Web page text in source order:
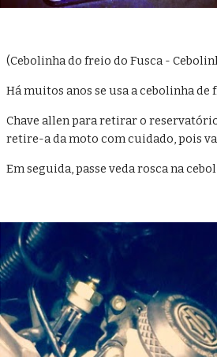
(Cebolinha do freio do Fusca -
Há muitos anos se usa a cebolinha
Chave allen para retirar o
retire-a da moto com cuidado, pois
Em seguida, passe veda rosca na